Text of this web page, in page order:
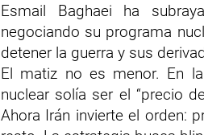
Esmail Baghaei ha
negociando su programa
detener la guerra y sus
El matiz no es menor. En
nuclear solía ser el “precio
Ahora Irán invierte el orden: